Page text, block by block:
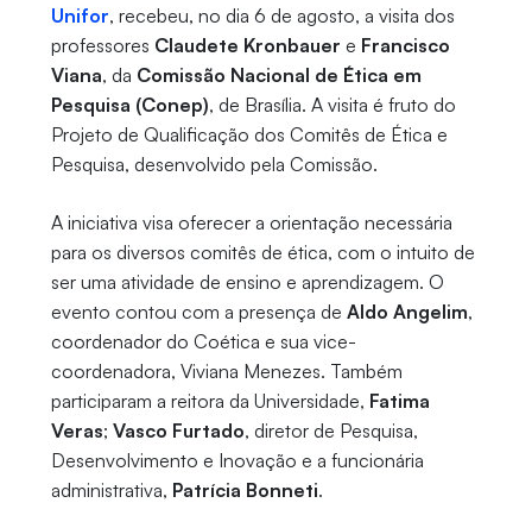
Unifor, recebeu, no dia 6 de agosto, a visita dos
professores Claudete Kronbauer e Francisco
Viana, da Comissão Nacional de Ética em
Pesquisa (Conep), de Brasília. A visita é fruto do
Projeto de Qualificação dos Comitês de Ética e
Pesquisa, desenvolvido pela Comissão.
A iniciativa visa oferecer a orientação necessária
para os diversos comitês de ética, com o intuito de
ser uma atividade de ensino e aprendizagem. O
evento contou com a presença de Aldo Angelim,
coordenador do Coética e sua vice-
coordenadora, Viviana Menezes. Também
participaram a reitora da Universidade, Fatima
Veras; Vasco Furtado, diretor de Pesquisa,
Desenvolvimento e Inovação e a funcionária
administrativa, Patrícia Bonneti.